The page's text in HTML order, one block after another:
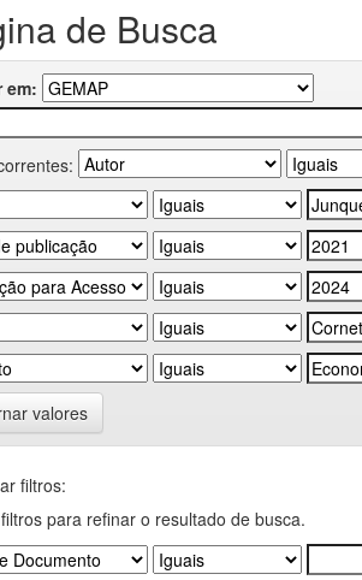
de Busca
em:
valores
filtros:
para refinar o resultado de busca.